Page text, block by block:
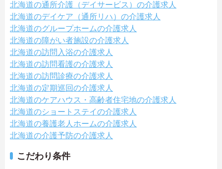
北海道の通所介護（デイサービス）の介護求人
北海道のデイケア（通所リハ）の介護求人
北海道のグループホームの介護求人
北海道の障がい者施設の介護求人
北海道の訪問入浴の介護求人
北海道の訪問看護の介護求人
北海道の訪問診療の介護求人
北海道の定期巡回の介護求人
北海道のケアハウス・高齢者住宅地の介護求人
北海道のショートステイの介護求人
北海道の養護老人ホームの介護求人
北海道の介護予防の介護求人
こだわり条件